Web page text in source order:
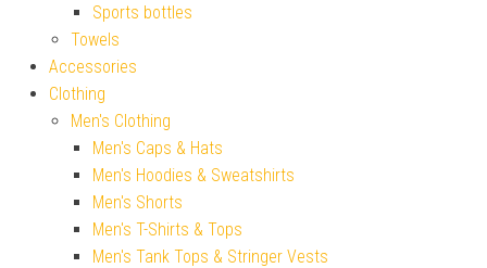
Sports bottles
Towels
Accessories
Clothing
Men's Clothing
Men's Caps & Hats
Men's Hoodies & Sweatshirts
Men's Shorts
Men's T-Shirts & Tops
Men's Tank Tops & Stringer Vests